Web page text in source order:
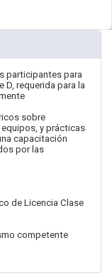
participantes para
D, requerida para la
sobre
y prácticas
capacitación
por las
de Licencia Clase
competente